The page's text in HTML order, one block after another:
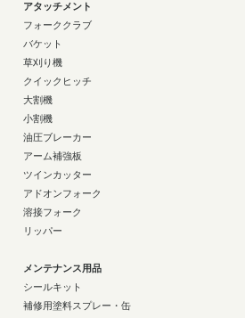
アタッチメント
フォーククラブ
バケット
草刈り機
クイックヒッチ
大割機
小割機
油圧ブレーカー
アーム補強板
ツインカッター
アドオンフォーク
溶接フォーク
リッパー
メンテナンス用品
シールキット
補修用塗料スプレー・缶